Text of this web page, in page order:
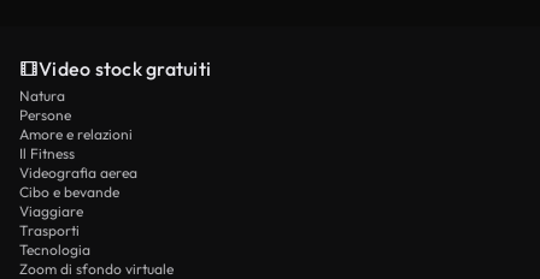
Video stock gratuiti
Natura
Persone
Amore e relazioni
Il Fitness
Videografia aerea
Cibo e bevande
Viaggiare
Trasporti
Tecnologia
Zoom di sfondo virtuale